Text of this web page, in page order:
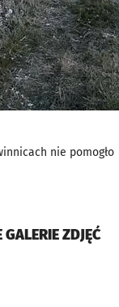
nie pomogło
ZDJĘĆ